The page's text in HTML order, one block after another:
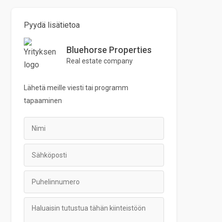
Pyydä lisätietoa
Bluehorse Properties
Real estate company
Lähetä meille viesti tai programm
tapaaminen